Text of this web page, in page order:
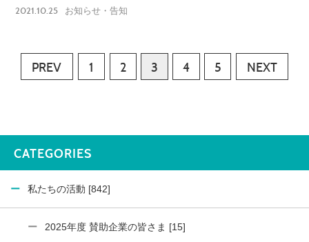
2021.10.25 お知らせ・告知
PREV 1 2 3 4 5 NEXT
CATEGORIES
私たちの活動 [842]
2025年度 賛助企業の皆さま [15]